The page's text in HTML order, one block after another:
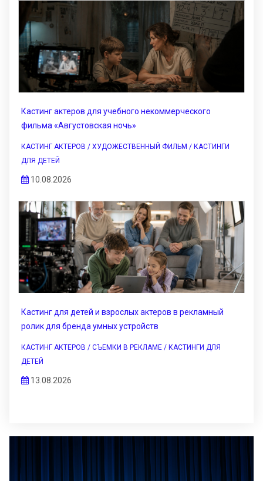
Кастинг актеров для учебного некоммерческого
фильма «Августовская ночь»
КАСТИНГ АКТЕРОВ / ХУДОЖЕСТВЕННЫЙ ФИЛЬМ / КАСТИНГИ
ДЛЯ ДЕТЕЙ
10.08.2026
Кастинг для детей и взрослых актеров в рекламный
ролик для бренда умных устройств
КАСТИНГ АКТЕРОВ / СЪЕМКИ В РЕКЛАМЕ / КАСТИНГИ ДЛЯ
ДЕТЕЙ
13.08.2026